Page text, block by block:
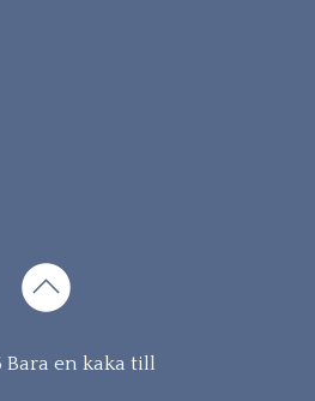
Bara en kaka till